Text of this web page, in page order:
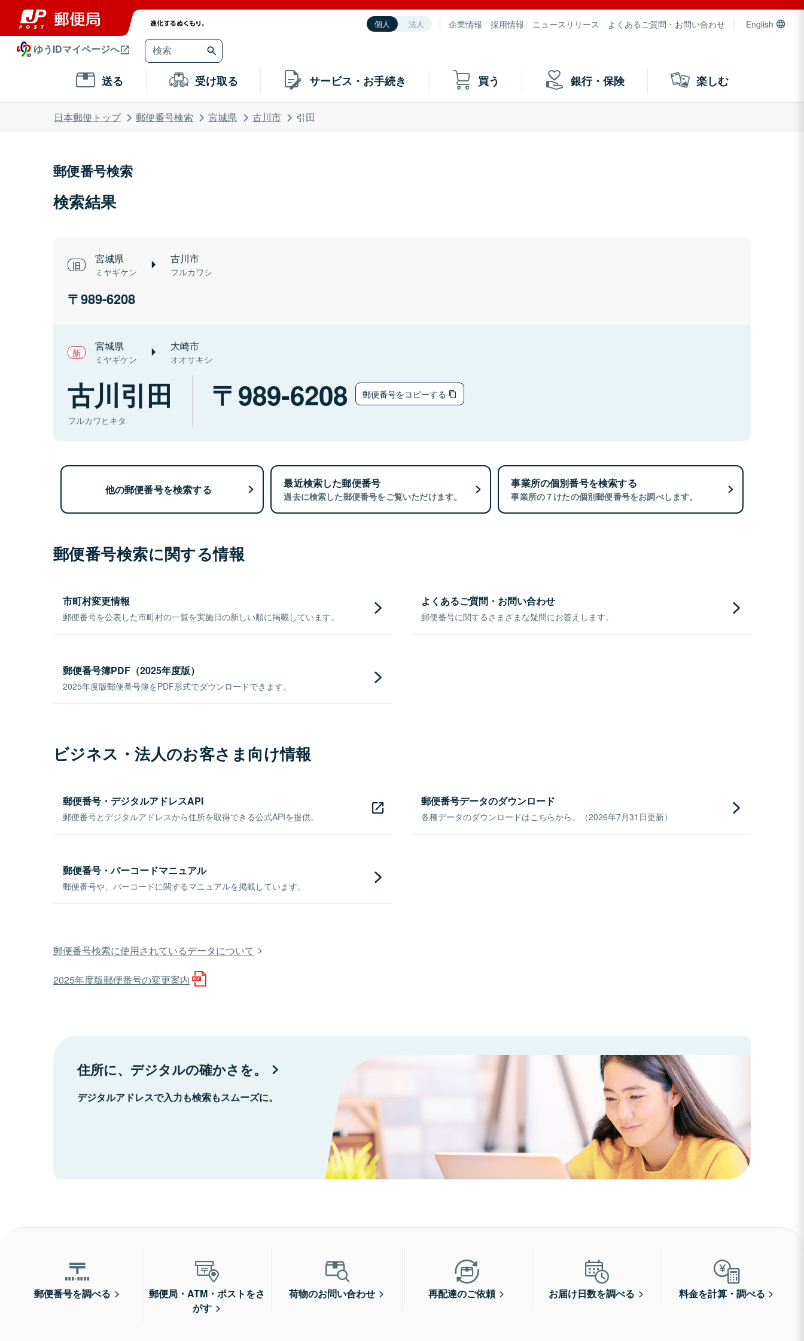
個人 法人 企業情報 採用情報 ニュースリリース よくあるご質問・お問い合わせ English
ゆうIDマイページへ
送る 受け取る サービス・お手続き 買う 銀行・保険 楽しむ
日本郵便トップ 郵便番号検索 宮城県 古川市 引田
郵便番号検索
検索結果
宮城県
ミヤギケン
古川市
フルカワシ
989-6208
宮城県
ミヤギケン
大崎市
オオサキシ
古川引田
フルカワヒキタ
989-6208 郵便番号をコピーする
他の郵便番号を検索する 最近検索した郵便番号
過去に検索した郵便番号をご覧いただけます。
事業所の個別番号を検索する
事業所の７けたの個別郵便番号をお調べします。
郵便番号検索に関する情報
市町村変更情報
郵便番号を公表した市町村の一覧を実施日の新しい順に掲載しています。
よくあるご質問・お問い合わせ
郵便番号に関するさまざまな疑問にお答えします。
郵便番号簿PDF（2025年度版）
2025年度版郵便番号簿をPDF形式でダウンロードできます。
ビジネス・法人のお客さま向け情報
郵便番号・デジタルアドレスAPI
郵便番号とデジタルアドレスから住所を取得できる公式APIを提供。
郵便番号データのダウンロード
各種データのダウンロードはこちらから。（2026年7月31日更新）
郵便番号・バーコードマニュアル
郵便番号や、バーコードに関するマニュアルを掲載しています。
郵便番号検索に使用されているデータについて
2025年度版郵便番号の変更案内
住所に、デジタルの確かさを。
デジタルアドレスで入力も検索もスムーズに。
郵便番号を調べる
郵便局・ATM・ポストをさ
がす
荷物のお問い合わせ 再配達のご依頼 お届け日数を調べる 料金を計算・調べる